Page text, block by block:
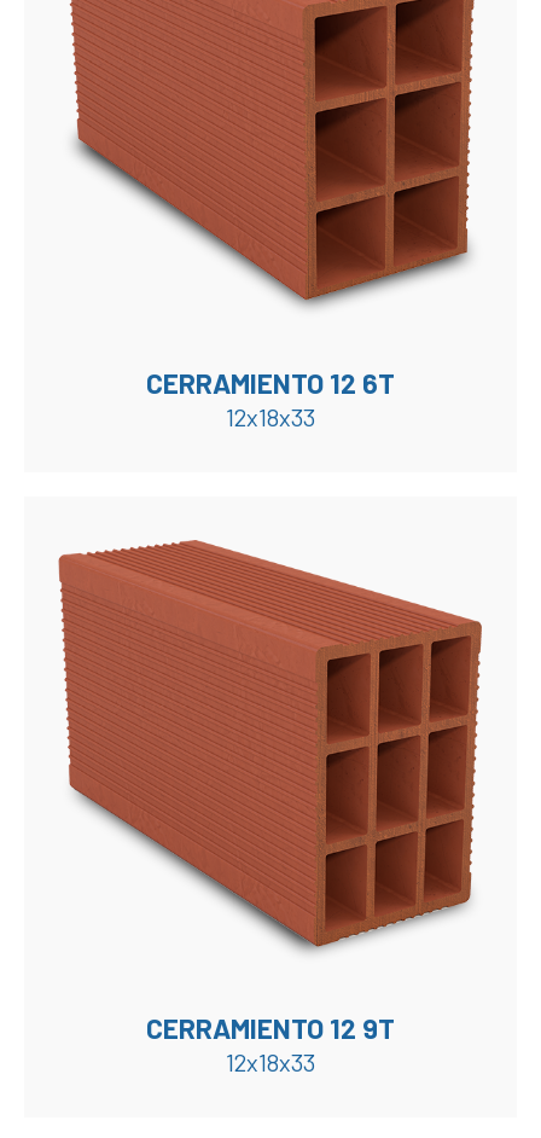
CERRAMIENTO 12 6T
12x18x33
CERRAMIENTO 12 9T
12x18x33